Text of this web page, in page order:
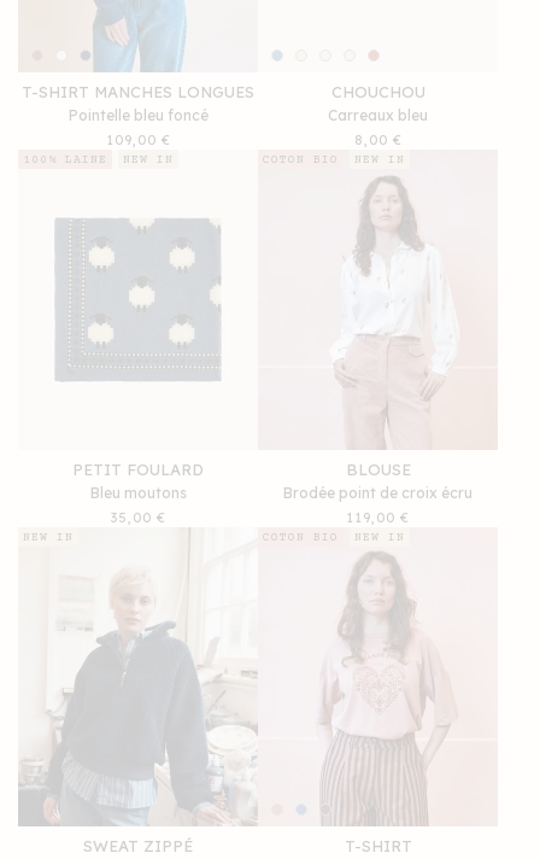
T-SHIRT MANCHES LONGUES
Pointelle bleu foncé
Prix
habituel
109,00 €
CHOUCHOU
Carreaux bleu
Prix
habituel
8,00 €
PETIT FOULARD
Bleu moutons
Prix
35,00 €
100% LAINE NEW IN
BLOUSE
Brodée point de croix écru
Prix
habituel
119,00 €
COTON BIO NEW IN
SWEAT ZIPPÉ
NEW IN
T-SHIRT
COTON BIO NEW IN